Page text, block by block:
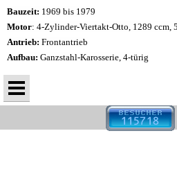
Bauzeit: 1969 bis 1979
Motor: 4-Zylinder-Viertakt-Otto, 1289 ccm,
Antrieb: Frontantrieb
Aufbau: Ganzstahl-Karosserie, 4-türig